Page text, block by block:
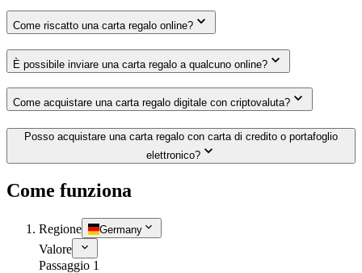
Come riscatto una carta regalo online?
È possibile inviare una carta regalo a qualcuno online?
Come acquistare una carta regalo digitale con criptovaluta?
Posso acquistare una carta regalo con carta di credito o portafoglio
elettronico?
Come funziona
Regione Germany
Valore
Passaggio 1